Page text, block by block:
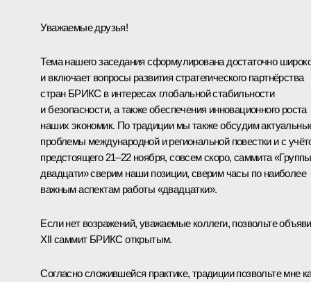
Уважаемые друзья!
Тема нашего заседания сформулирована достаточно
и включает вопросы развития стратегического партнёрства
стран БРИКС в интересах глобальной стабильности
и безопасности, а также обеспечения инновационного роста
наших экономик. По традиции мы также обсудим
проблемы международной и региональной повестки и с
предстоящего 21–22 ноября, совсем скоро, саммита «Группы
двадцати» сверим наши позиции, сверим часы по наиболее
важным аспектам работы «двадцатки».
Если нет возражений, уважаемые коллеги, позвольте
XII саммит БРИКС открытым.
Согласно сложившейся практике, традиции позвольте мне